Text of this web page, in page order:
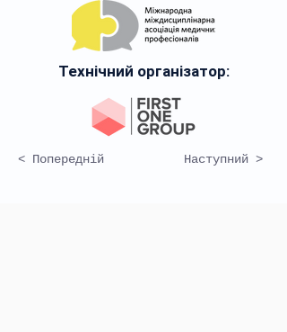
Технічний організатор:
< Попередній Наступний >